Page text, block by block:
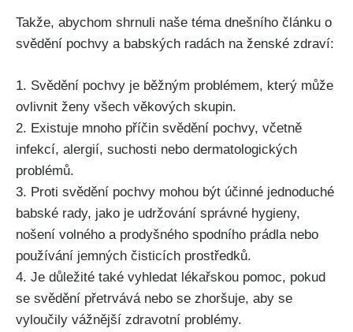
Takže, abychom shrnuli naše téma dnešního článku o
svědění pochvy a babských‍ radách na ženské zdraví:
1. Svědění pochvy je běžným problémem, který může
ovlivnit ženy všech věkových skupin.
2. Existuje mnoho příčin svědění pochvy, včetně
infekcí,‍ alergií, suchosti nebo dermatologických
problémů.
3. Proti svědění pochvy mohou být účinné jednoduché
babské ⁤rady, jako je udržování správné hygieny,
nošení volného a ​prodyšného spodního prádla nebo
používání jemných čisticích prostředků.
4. Je důležité‌ také vyhledat ‌lékařskou pomoc, pokud
‌se ‍svědění ‍přetrvává nebo se zhoršuje, aby se ​
vyloučily vážnější zdravotní problémy.